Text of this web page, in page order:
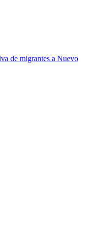
de migrantes a Nuevo